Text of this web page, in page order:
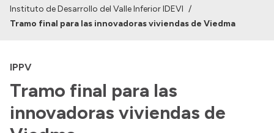
Institucional
Autoridades y delegaciones
Normativa
Instituto de Desarrollo del Valle Inferior IDEVI /
Tramo final para las innovadoras viviendas de Viedma
IPPV
Tramo final para las
innovadoras viviendas de